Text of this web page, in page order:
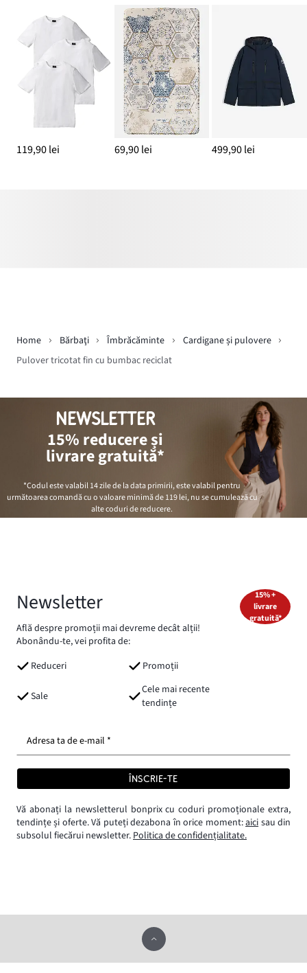
119,90 lei 69,90 lei 499,90 lei
Home Bărbaţi Îmbrăcăminte
Cardigane și pulovere
Pulover tricotat fin cu bumbac reciclat
NEWSLETTER
15% reducere și
livrare gratuită*
*Codul este valabil 14 zile de la data primirii, este valabil pentru
următoarea comandă cu o valoare minimă de119 lei, nu se cumulează cu
alte coduri de reducere.
Newsletter
Află despre promoții mai devreme decât alții!
Abonându-te, vei profita de:
Reduceri
Promoții
Sale
Cele mai recente
tendințe
15% +
livrare
gratuită*
Adresa ta de e-mail *
ÎNSCRIE-TE
Vă abonați la newsletterul bonprix cu coduri promoționale extra,
tendințe și oferte. Vă puteți dezabona în orice moment:aici sau din
subsolul fiecărui newsletter. Politica de confidențialitate.